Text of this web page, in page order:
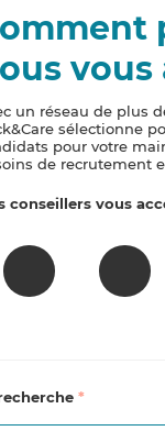
vous
un réseau de plus
sélectionne
pour votre
de recrutement
conseillers vous